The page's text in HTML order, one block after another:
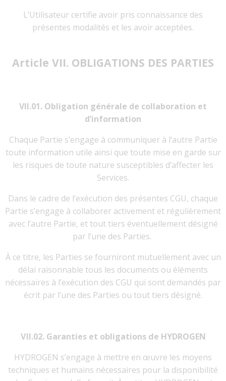
L’Utilisateur certifie avoir pris connaissance des
présentes modalités et les avoir acceptées.
Article VII. OBLIGATIONS DES PARTIES
VII.01. Obligation générale de collaboration et
d’information
Chaque Partie s’engage à communiquer à l’autre Partie
toute information utile ainsi que toute mise en garde sur
les risques de toute nature susceptibles d’affecter les
Services.
Dans le cadre de l’exécution des présentes CGU, chaque
Partie s’engage à collaborer activement et régulièrement
avec l’autre Partie, et tout tiers éventuellement désigné
par l’une des Parties.
À ce titre, les Parties se fourniront mutuellement avec un
délai raisonnable tous les documents ou éléments
nécessaires à l’exécution des CGU qui sont demandés par
écrit par l’une des Parties ou tout tiers désigné.
VII.02. Garanties et obligations de HYDROGEN
HYDROGEN s’engage à mettre en œuvre les moyens
techniques et humains nécessaires pour la disponibilité